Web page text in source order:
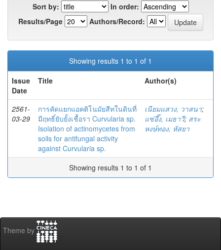
Sort by:
In order:
Results/Page
Authors/Record:
Showing results 1 to 1 of 1
Issue
Date
Title Author(s)
2561-
03-29
การคัดแยกแอคติโนมัยสีทในดินที่
มีฤทธิ์ยับยั้งเชื้อรา Curvularia sp.
Isolation of actinomycetes from
soils for antifungal activity
against Curvularia sp.
เนียมแสวง, วาสนา;
แซ่อึ๊ง, เมธาวี; สระ
หงษ์ทอง, หัสยา
Showing results 1 to 1 of 1
Theme by